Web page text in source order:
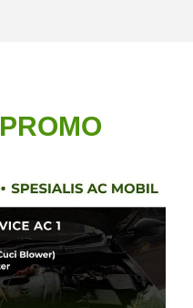
PROMO